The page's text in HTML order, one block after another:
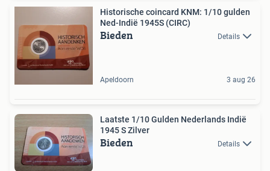
Historische coincard KNM: 1/10 gulden
Ned-Indië 1945S (CIRC)
Bieden Details
Apeldoorn 3 aug 26
Laatste 1/10 Gulden Nederlands Indië
1945 S Zilver
Bieden Details